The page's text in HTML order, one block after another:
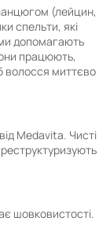
(лейцин,
спельти, які
допомагають
працюють,
волосся миттєво
Medavita. Чисті
шовковистості.